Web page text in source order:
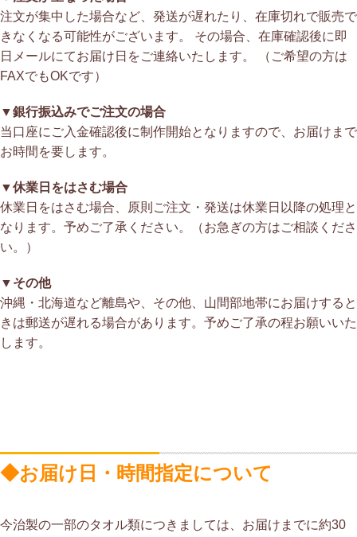
注文が集中した場合など、発送が遅れたり、在庫切れで販売で
きなくなる可能性がございます。 その場合、在庫確認後に即
日メールにてお届け日をご連絡いたします。 （ご希望の方は
FAXでもOKです）
▼銀行振込みでご注文の場合
当口座にご入金確認後に制作開始となりますので、お届けまで
お時間を要します。
▼休業日をはさむ場合
休業日をはさむ場合、原則ご注文・発送は休業日以降の処理と
なります。予めご了承ください。（お急ぎの方はご相談くださ
い。）
▼その他
沖縄・北海道など離島や、その他、山間部地帯にお届けすると
きは郵送が遅れる場合があります。予めご了承の程お願いいた
します。
◆お届け日・時間指定について
今治製の一部のタオル類につきましては、お届けまでに約30